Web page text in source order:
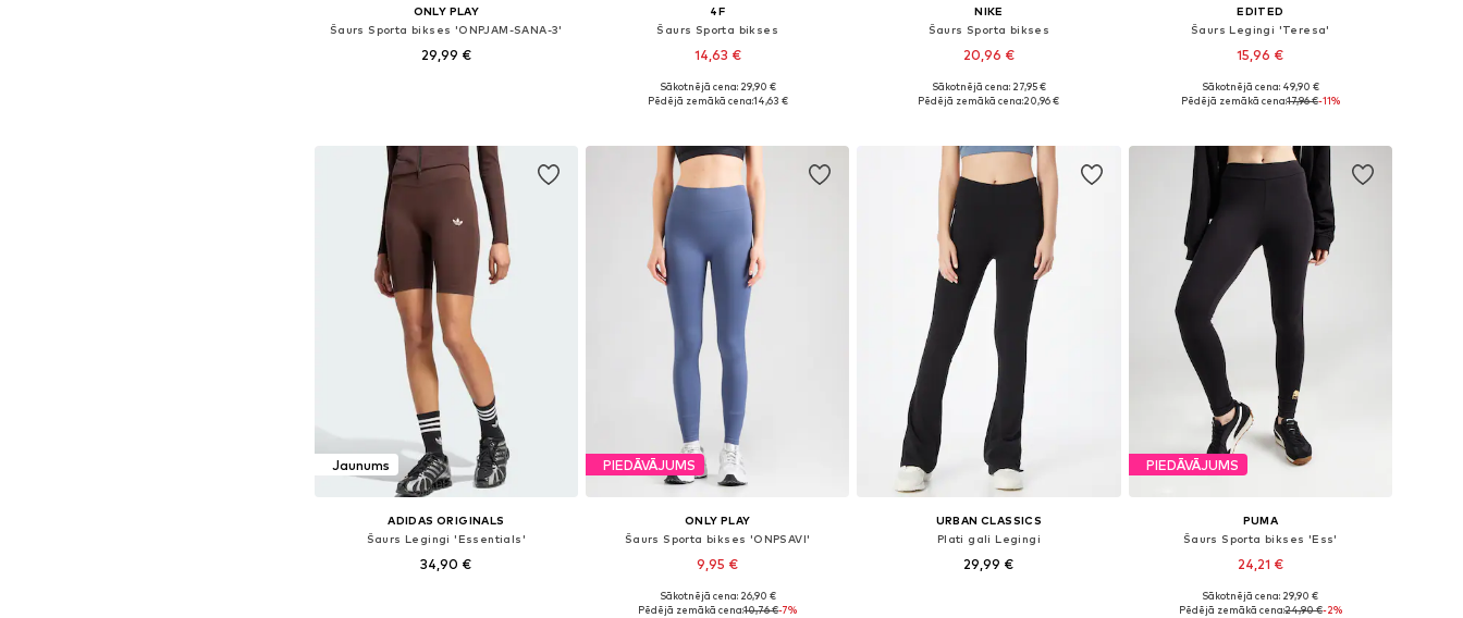
ONLY PLAY
Šaurs Sporta bikses 'ONPJAM-SANA-3'
29,99 €
4F
Šaurs Sporta bikses
14,63 €
Pieejamie izmēri: XS-S, M-L
Sākotnējā cena: 29,90 €
Pēdējā zemākā cena:14,63 €
NIKE
Šaurs Sporta bikses
20,96 €
Pieejamie izmēri: XS, S, M, L, XL
Sākotnējā cena: 27,95 €
Pēdējā zemākā cena:20,96 €
EDITED
Šaurs Legingi 'Teresa'
15,96 €
Pieejamie izmēri: XS, S, M, L
Sākotnējā cena: 49,90 €
Pēdējā zemākā cena:17,96 €-11%
Jaunums
ADIDAS ORIGINALS
Šaurs Legingi 'Essentials'
34,90 €
PIEDĀVĀJUMS
ONLY PLAY
Šaurs Sporta bikses 'ONPSAVI'
9,95 €
Pieejamie izmēri: S, M, L
Sākotnējā cena: 26,90 €
Pēdējā zemākā cena:10,76 €-7%
URBAN CLASSICS
Plati gali Legingi
29,99 €
PIEDĀVĀJUMS
PUMA
Šaurs Sporta bikses 'Ess'
24,21 €
Pieejamie izmēri: XS, S, M, L, XL
Sākotnējā cena: 29,90 €
Pēdējā zemākā cena:24,90 €-2%